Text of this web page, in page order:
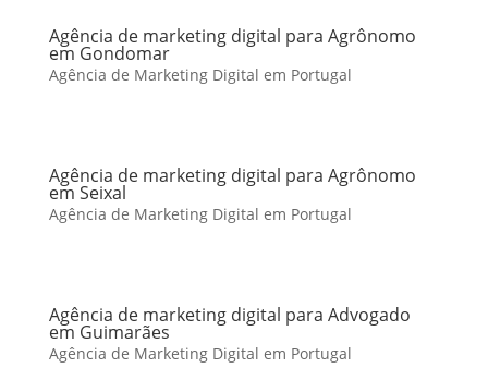
Agência de marketing digital para Agrônomo
em Gondomar
Agência de Marketing Digital em Portugal
Agência de marketing digital para Agrônomo
em Seixal
Agência de Marketing Digital em Portugal
Agência de marketing digital para Advogado
em Guimarães
Agência de Marketing Digital em Portugal